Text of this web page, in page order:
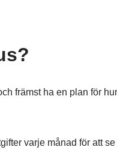
främst ha en plan för
varje månad för att